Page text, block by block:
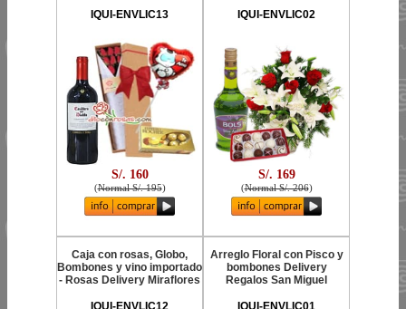
IQUI-ENVLIC13
S/. 160
(Normal S/. 195)
IQUI-ENVLIC02
S/. 169
(Normal S/. 206)
Caja con rosas, Globo,
Bombones y vino importado
- Rosas Delivery Miraflores
IQUI-ENVLIC12
Arreglo Floral con Pisco y
bombones Delivery
Regalos San Miguel
IQUI-ENVLIC01